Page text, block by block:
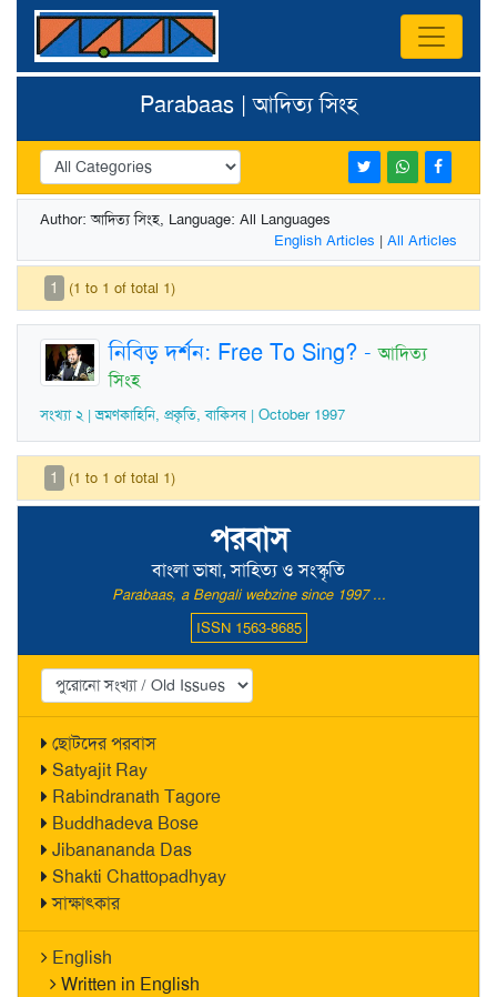
পরবাস
বাংলা ভাষা, সাহিত্য ও সংস্কৃতি
Parabaas, a Bengali webzine since 1997 ...
ISSN 1563-8685
ছোটদের পরবাস
Satyajit Ray
Rabindranath Tagore
Buddhadeva Bose
Jibanananda Das
Shakti Chattopadhyay
সাক্ষাৎকার
English
Written in English
Parabaas | আদিত্য সিংহ
Author: আদিত্য সিংহ, Language: All Languages
English Articles | All Articles
1 (1 to 1 of total 1)
নিবিড় দর্শন: Free To Sing? -আদিত্য
সিংহ
সংখ্যা ২ | ভ্রমণকাহিনি, প্রকৃতি, বাকিসব | October 1997
1 (1 to 1 of total 1)